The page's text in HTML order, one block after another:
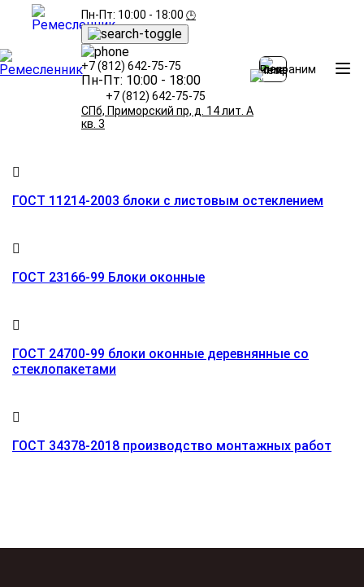
Пн-Пт: 10:00 - 18:00 🕒
+7 (812) 642-75-75
Пн-Пт: 10:00 - 18:00
+7 (812) 642-75-75
СПб, Приморский пр, д. 14 лит. А
кв. 3
Главная страница»Полезная информация»ГОСТы
ГОСТы
ГОСТ 11214-2003 блоки с листовым остеклением
ГОСТ 23166-99 Блоки оконные
ГОСТ 24700-99 блоки оконные деревнянные со
стеклопакетами
ГОСТ 34378-2018 производство монтажных работ